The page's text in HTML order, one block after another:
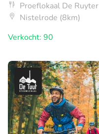
Proeflokaal De Ruyter
Nistelrode (8km)
Verkocht: 90